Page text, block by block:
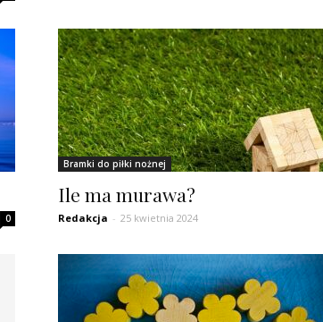
0
Bramki do piłki nożnej
Ile ma murawa?
Redakcja - 25 kwietnia 2024